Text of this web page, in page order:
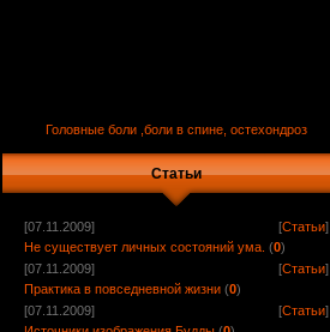
Головные боли ,боли в спине, остехондроз
Статьи
[07.11.2009] [Статьи]
Не существует личных состояний ума. (0)
[07.11.2009]
[Статьи]
Практика в повседневной жизни (0)
[07.11.2009]
[Статьи]